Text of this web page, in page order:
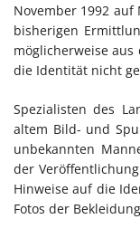
November 1992 auf
bisherigen
möglicherweise
die Identität nicht
Spezialisten des
altem Bild- und
unbekannten
der
Hinweise auf die
Fotos der